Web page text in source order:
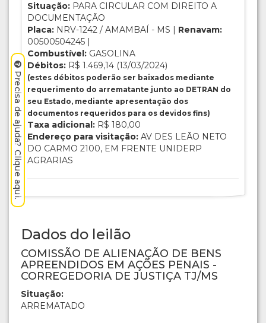
Situação: PARA CIRCULAR COM DIREITO A
DOCUMENTAÇÃO
Placa: NRV-1242 / AMAMBAÍ - MS | Renavam:
00500504245 |
Combustível: GASOLINA
Débitos: R$ 1.469,14 (13/03/2024)
(estes débitos poderão ser baixados mediante
requerimento do arrematante junto ao DETRAN do
seu Estado, mediante apresentação dos
documentos requeridos para os devidos fins)
Taxa adicional: R$ 180,00
Endereço para visitação: AV DES LEÃO NETO
DO CARMO 2100, EM FRENTE UNIDERP
AGRARIAS
Dados do leilão
COMISSÃO DE ALIENAÇÃO DE BENS
APREENDIDOS EM AÇÕES PENAIS -
CORREGEDORIA DE JUSTIÇA TJ/MS
Situação:
ARREMATADO
Precisa de ajuda? Clique aqui.